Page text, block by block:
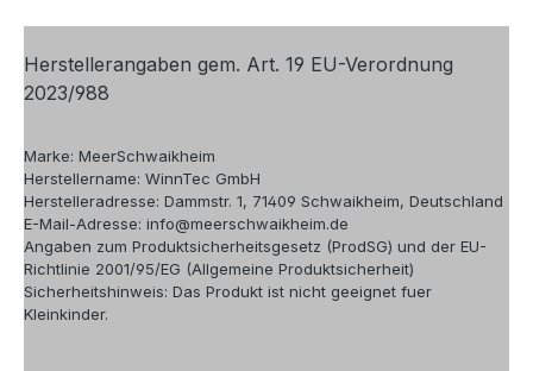
Herstellerangaben gem. Art. 19 EU-Verordnung
2023/988
Marke: MeerSchwaikheim
Herstellername: WinnTec GmbH
Herstelleradresse: Dammstr. 1, 71409 Schwaikheim, Deutschland
E-Mail-Adresse: info@meerschwaikheim.de
Angaben zum Produktsicherheitsgesetz (ProdSG) und der EU-
Richtlinie 2001/95/EG (Allgemeine Produktsicherheit)
Sicherheitshinweis: Das Produkt ist nicht geeignet fuer
Kleinkinder.